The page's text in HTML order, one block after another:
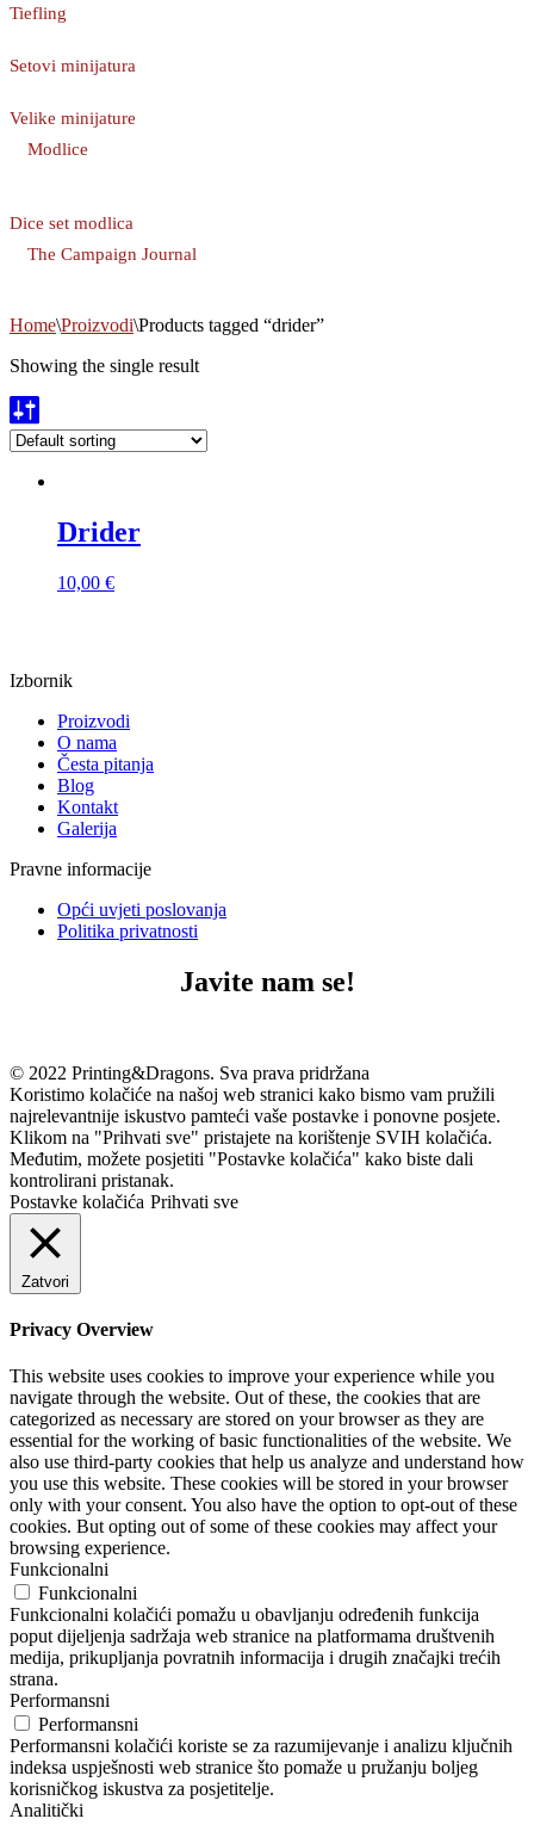
Tiefling
Setovi minijatura
Velike minijature
Modlice
Dice set modlica
The Campaign Journal
Home\Proizvodi\Products tagged “drider”
Showing the single result
Drider
10,00 €
Izbornik
Proizvodi
O nama
Česta pitanja
Blog
Kontakt
Galerija
Pravne informacije
Opći uvjeti poslovanja
Politika privatnosti
Javite nam se!
© 2022 Printing&Dragons. Sva prava pridržana
Koristimo kolačiće na našoj web stranici kako bismo vam pružili
najrelevantnije iskustvo pamteći vaše postavke i ponovne posjete.
Klikom na "Prihvati sve" pristajete na korištenje SVIH kolačića.
Međutim, možete posjetiti "Postavke kolačića" kako biste dali
kontrolirani pristanak.
Postavke kolačića Prihvati sve
Zatvori
Privacy Overview
This website uses cookies to improve your experience while you
navigate through the website. Out of these, the cookies that are
categorized as necessary are stored on your browser as they are
essential for the working of basic functionalities of the website. We
also use third-party cookies that help us analyze and understand how
you use this website. These cookies will be stored in your browser
only with your consent. You also have the option to opt-out of these
cookies. But opting out of some of these cookies may affect your
browsing experience.
Funkcionalni
Funkcionalni
Funkcionalni kolačići pomažu u obavljanju određenih funkcija
poput dijeljenja sadržaja web stranice na platformama društvenih
medija, prikupljanja povratnih informacija i drugih značajki trećih
strana.
Performansni
Performansni
Performansni kolačići koriste se za razumijevanje i analizu ključnih
indeksa uspješnosti web stranice što pomaže u pružanju boljeg
korisničkog iskustva za posjetitelje.
Analitički